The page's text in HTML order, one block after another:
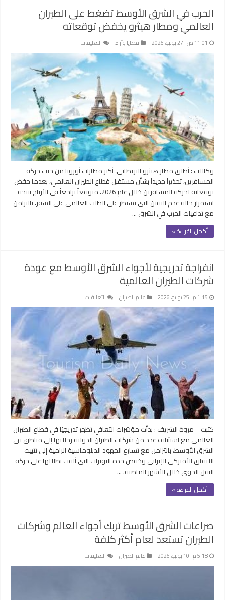
الحرب في الشرق الأوسط تضغط على الطيران
العالمي ومطار هيثرو يخفض توقعاته
11:01 ص | 27 يونيو، 2026 قضايا وآراء التعليقات
الحرب
في
الشرق
الأوسط
تضغط
على
الطيران
العالمي
ومطار
هيثرو
يخفض
توقعاته
مغلقة
وكالات : أطلق مطار هيثرو البريطاني، أكبر مطارات أوروبا من حيث حركة
المسافرين، تحذيراً جديداً بشأن مستقبل قطاع الطيران العالمي، بعدما خفض
توقعاته لحركة المسافرين خلال عام 2026، متوقعاً تراجعاً في الأرباح نتيجة
استمرار حالة عدم اليقين التي تسيطر على الطلب العالمي على السفر، بالتزامن
مع تداعيات الحرب في الشرق …
أكمل القراءة »
انفراجة تدريجية لأجواء الشرق الأوسط مع عودة
شركات الطيران العالمية
1:15 م | 25 يونيو، 2026 عالم الطيران التعليقات
انفراجة
لأجواء
الشرق
الأوسط
مع
عودة
شركات
الطيران
العالمية
مغلقة
كتبت – مروة الشريف : بدأت مؤشرات التعافي تظهر تدريجيًا في قطاع الطيران
العالمي مع استئناف عدد من شركات الطيران الدولية رحلاتها إلى مناطق في
الشرق الأوسط، بالتزامن مع تسارع الجهود الدبلوماسية الرامية إلى تثبيت
الاتفاق الأميركي الإيراني وخفض حدة التوترات التي ألقت بظلالها على حركة
النقل الجوي خلال الأشهر الماضية. …
أكمل القراءة »
صراعات الشرق الأوسط تربك أجواء العالم وشركات
الطيران تستعد لعام أكثر كلفة
5:18 م | 10 يونيو، 2026 عالم الطيران التعليقات
صراعات